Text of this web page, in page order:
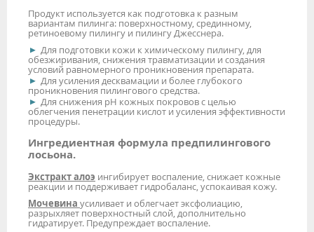
Продукт используется как подготовка к разным
вариантам пилинга: поверхностному, срединному,
ретиноевому пилингу и пилингу Джесснера.
Для подготовки кожи к химическому пилингу, для
обезжиривания, снижения травматизации и создания
условий равномерного проникновения препарата.
Для усиления десквамации и более глубокого
проникновения пилингового средства.
Для снижения рН кожных покровов с целью
облегчения пенетрации кислот и усиления эффективности
процедуры.
Ингредиентная формула предпилингового
лосьона.
Экстракт алоэ ингибирует воспаление, снижает кожные
реакции и поддерживает гидробаланс, успокаивая кожу.
Мочевина усиливает и облегчает эксфолиацию,
разрыхляет поверхностный слой, дополнительно
гидратирует. Предупреждает воспаление.